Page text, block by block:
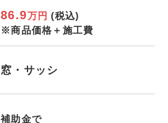
86.9万円 (税込)
※商品価格＋施工費
窓・サッシ
補助金で